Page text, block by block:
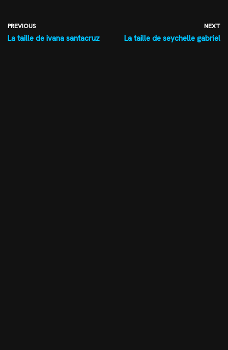
PREVIOUS
La taille de ivana santacruz
NEXT
La taille de seychelle gabriel